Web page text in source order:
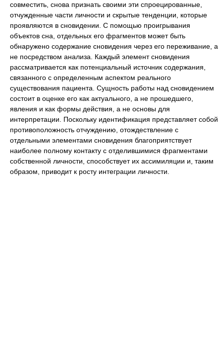
совместить, снова признать своими эти спроецированные,
отчужденные части личности и скрытые тенденции, которые
проявляются в сновидении. С помощью проигрывания
объектов сна, отдельных его фрагментов может быть
обнаружено содержание сновидения через его переживание, а
не посредством анализа. Каждый элемент сновидения
рассматривается как потенциальный источник содержания,
связанного с определенным аспектом реального
существования пациента. Сущность работы над сновидением
состоит в оценке его как актуального, а не прошедшего,
явления и как формы действия, а не основы для
интерпретации. Поскольку идентификация представляет собой
противоположность отчуждению, отождествление с
отдельными элементами сновидения благоприятствует
наиболее полному контакту с отделившимися фрагментами
собственной личности, способствует их ассимиляции и, таким
образом, приводит к росту интеграции личности.